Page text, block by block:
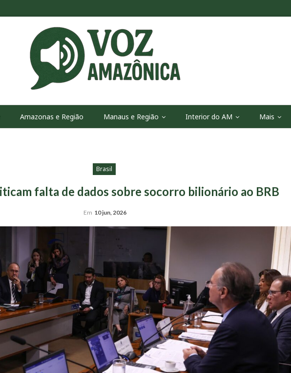
Amazonas e Região Manaus e Região Interior do AM Mais
Brasil
falta de dados sobre socorro bilionário ao BRB
Em 10 jun, 2026